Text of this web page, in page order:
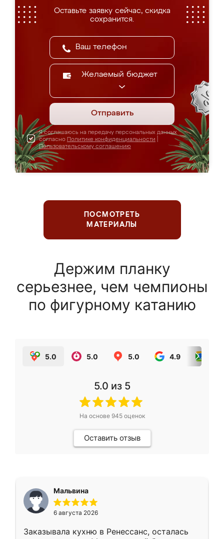
Оставьте заявку сейчас, скидка
сохранится.
Желаемый бюджет
Отправить
Я соглашаюсь на передачу персональных данных
согласно Политике конфиденциальности
Пользовательскому соглашению
ПОСМОТРЕТЬ
МАТЕРИАЛЫ
Держим планку
серьезнее, чем чемпионы
по фигурному катанию
5.0 5.0 5.0 4.9
5.0 из 5
На основе 945оценок
Оставить отзыв
Мальвина
6 августа 2026
Заказывала кухню в Ренессанс, осталась